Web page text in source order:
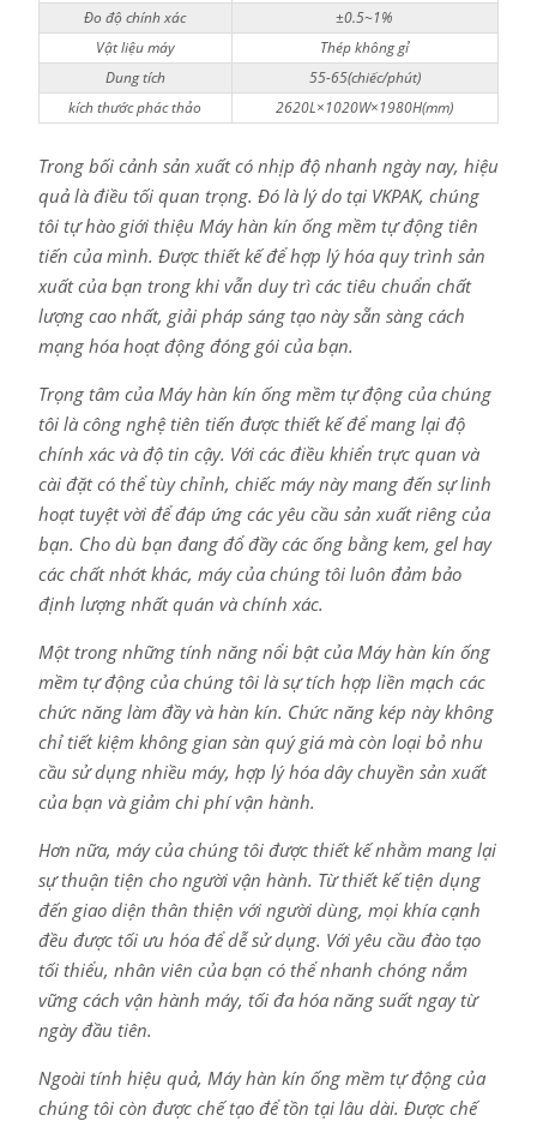
Đo độ chính xác
±0.5~1%
Vật liệu máy
Thép không gỉ
Dung tích
55-65(chiếc/phút)
kích thước phác thảo
2620L×1020W×1980H(mm)
Trong bối cảnh sản xuất có nhịp độ nhanh ngày nay, hiệu
quả là điều tối quan trọng. Đó là lý do tại VKPAK, chúng
tôi tự hào giới thiệu Máy hàn kín ống mềm tự động tiên
tiến của mình. Được thiết kế để hợp lý hóa quy trình sản
xuất của bạn trong khi vẫn duy trì các tiêu chuẩn chất
lượng cao nhất, giải pháp sáng tạo này sẵn sàng cách
mạng hóa hoạt động đóng gói của bạn.
Trọng tâm của Máy hàn kín ống mềm tự động của chúng
tôi là công nghệ tiên tiến được thiết kế để mang lại độ
chính xác và độ tin cậy. Với các điều khiển trực quan và
cài đặt có thể tùy chỉnh, chiếc máy này mang đến sự linh
hoạt tuyệt vời để đáp ứng các yêu cầu sản xuất riêng của
bạn. Cho dù bạn đang đổ đầy các ống bằng kem, gel hay
các chất nhớt khác, máy của chúng tôi luôn đảm bảo
định lượng nhất quán và chính xác.
Một trong những tính năng nổi bật của Máy hàn kín ống
mềm tự động của chúng tôi là sự tích hợp liền mạch các
chức năng làm đầy và hàn kín. Chức năng kép này không
chỉ tiết kiệm không gian sàn quý giá mà còn loại bỏ nhu
cầu sử dụng nhiều máy, hợp lý hóa dây chuyền sản xuất
của bạn và giảm chi phí vận hành.
Hơn nữa, máy của chúng tôi được thiết kế nhằm mang lại
sự thuận tiện cho người vận hành. Từ thiết kế tiện dụng
đến giao diện thân thiện với người dùng, mọi khía cạnh
đều được tối ưu hóa để dễ sử dụng. Với yêu cầu đào tạo
tối thiểu, nhân viên của bạn có thể nhanh chóng nắm
vững cách vận hành máy, tối đa hóa năng suất ngay từ
ngày đầu tiên.
Ngoài tính hiệu quả, Máy hàn kín ống mềm tự động của
chúng tôi còn được chế tạo để tồn tại lâu dài. Được chế